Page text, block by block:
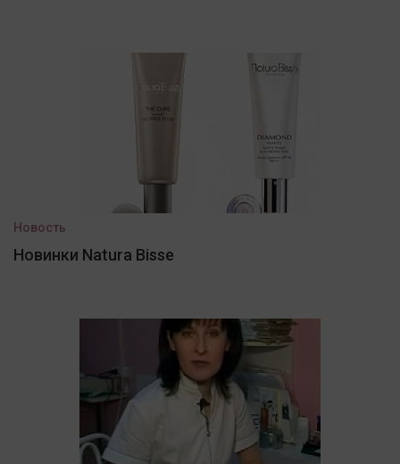
Новость
Новинки Natura Bisse